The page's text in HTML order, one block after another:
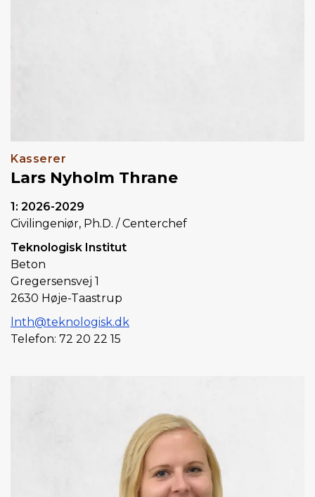
Kasserer
Lars Nyholm Thrane
1: 2026-2029
Civilingeniør, Ph.D. / Centerchef
Teknologisk Institut
Beton
Gregersensvej 1
2630 Høje-Taastrup
lnth@teknologisk.dk
Telefon: 72 20 22 15